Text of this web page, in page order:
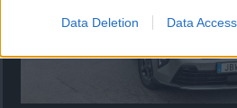
Data Deletion Data Access